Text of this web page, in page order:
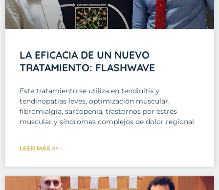
LA EFICACIA DE UN NUEVO
TRATAMIENTO: FLASHWAVE
Este tratamiento se utiliza en tendinitis y
tendinopatías leves, optimización muscular,
fibromialgia, sarcopenia, trastornos por estrés
muscular y síndromes complejos de dolor regional.
LEER MÁS >>